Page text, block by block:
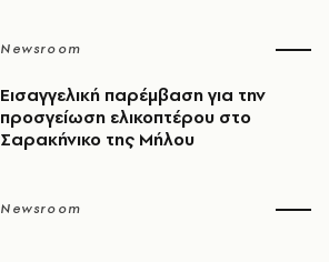
Newsroom
Εισαγγελική παρέμβαση για την
προσγείωση ελικοπτέρου στο
Σαρακήνικο της Μήλου
Newsroom